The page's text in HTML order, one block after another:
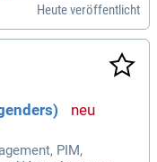
Heute veröffentlicht
PIM,